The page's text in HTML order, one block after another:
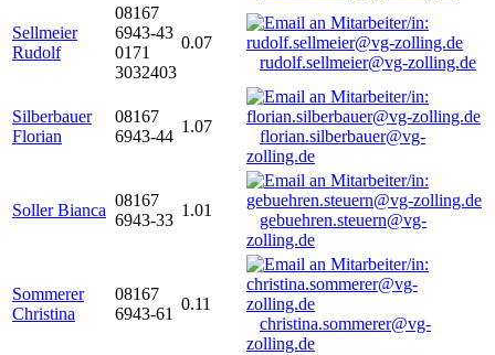
Sellmeier
Rudolf
08167
6943-43
0171
3032403
0.07
rudolf.sellmeier@vg-zolling.de
Silberbauer
Florian
08167
6943-44
1.07
florian.silberbauer@vg-
zolling.de
Soller Bianca
08167
6943-33
1.01
gebuehren.steuern@vg-
zolling.de
Sommerer
Christina
08167
6943-61
0.11
christina.sommerer@vg-
zolling.de